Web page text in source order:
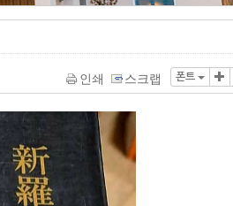
폰트
인쇄 스크랩